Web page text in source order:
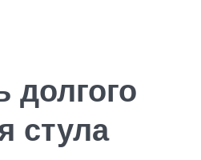
долгого
стула